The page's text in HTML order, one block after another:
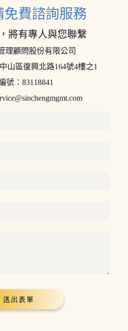
免費諮詢服務
將有專人與您聯繫
理顧問股份有限公司
山區復興北路164號4樓之1
號：83118841